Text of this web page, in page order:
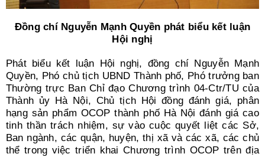
Đồng chí Nguyễn Mạnh Quyền phát biểu kết luận
Hội nghị
Phát biểu kết luận Hội nghị, đồng chí Nguyễn Mạnh
Quyền, Phó chủ tịch UBND Thành phố, Phó trưởng ban
Thường trực Ban Chỉ đạo Chương trình 04-Ctr/TU của
Thành ủy Hà Nội, Chủ tịch Hội đồng đánh giá, phân
hạng sản phẩm OCOP thành phố Hà Nội đánh giá cao
tinh thần trách nhiệm, sự vào cuộc quyết liệt các Sở,
Ban ngành, các quận, huyện, thị xã và các xã, các chủ
thể trong việc triển khai Chương trình OCOP trên địa